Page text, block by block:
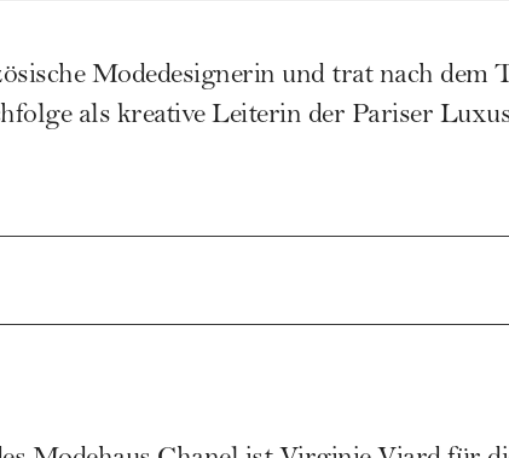
Modedesignerin und trat nach dem
als kreative Leiterin der Pariser